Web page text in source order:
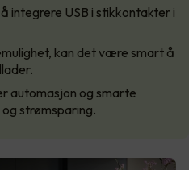
integrere USB i stikkontakter i
kan det være smart å
automasjon og smarte
strømsparing.